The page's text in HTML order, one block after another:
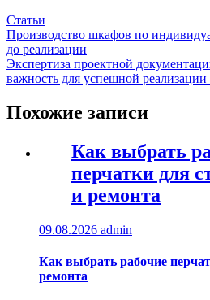
Статьи
Навигация
по
записям
Производство шкафов по
до реализации
Экспертиза проектной
важность для успешной реализации
Похожие записи
Как выбрать
перчатки для
и ремонта
09.08.2026 admin
Как выбрать рабочие
ремонта